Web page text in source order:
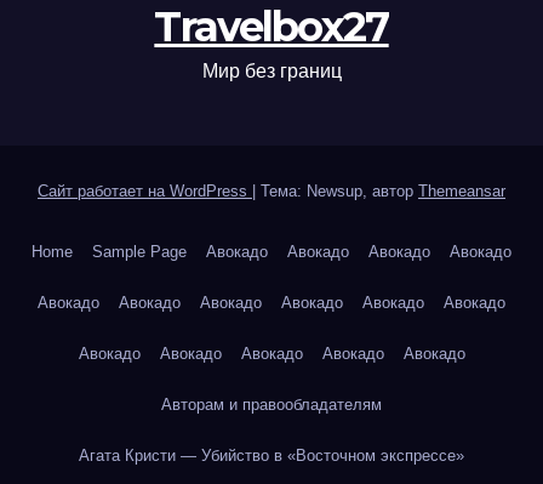
Travelbox27
Мир без границ
Сайт работает на WordPress Тема: Newsup, автор Themeansar
Home Sample Page Авокадо Авокадо Авокадо Авокадо
Авокадо Авокадо Авокадо Авокадо Авокадо Авокадо
Авокадо Авокадо Авокадо Авокадо Авокадо
Авторам и правообладателям
Агата Кристи — Убийство в «Восточном экспрессе»